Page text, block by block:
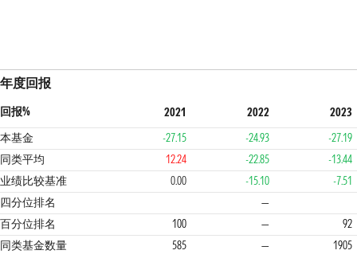
年度回报
回报% 2021 2022
2023
本基金
-27.15 -24.93
-27.19
同类平均
12.24 -22.85
-13.44
业绩比较基准
0.00 -15.10
-7.51
四分位排名
4
—
4 1
百分位排名 100 —
92
同类基金数量
585 — 1905